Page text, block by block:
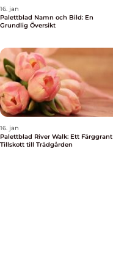
16. jan
Palettblad Namn och Bild: En
Grundlig Översikt
16. jan
Palettblad River Walk: Ett Färggrant
Tillskott till Trädgården